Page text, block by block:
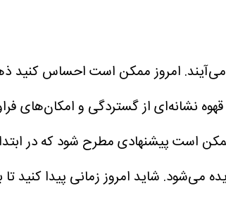
امروز ممکن است احساس کنید
نشانه‌ای از گستردگی و امکان‌های
است پیشنهادی مطرح شود که در
شاید امروز زمانی پیدا کنید تا